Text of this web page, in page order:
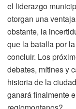
el liderazgo
otorgan una
obstante, la
que la batalla por
concluir. Los
debates, mítines y
historia de la
ganará finalmente